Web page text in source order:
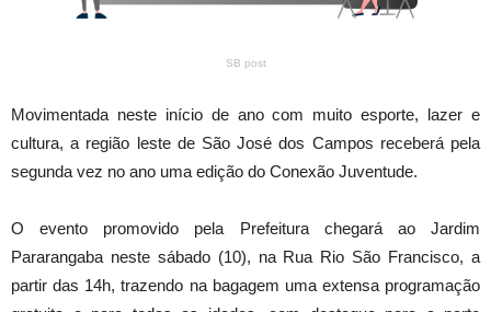
SB post
Movimentada neste início de ano com muito esporte, lazer e
cultura, a região leste de São José dos Campos receberá pela
segunda vez no ano uma edição do Conexão Juventude.
O evento promovido pela Prefeitura chegará ao Jardim
Pararangaba neste sábado (10), na Rua Rio São Francisco, a
partir das 14h, trazendo na bagagem uma extensa programação